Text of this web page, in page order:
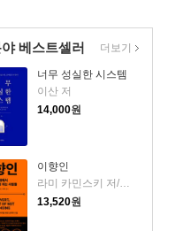
베스트셀러
너무 성실한 시스템
이산 저
14,000원
이향인
라미 카민스키 저/최지숙 역
13,520원
더보기